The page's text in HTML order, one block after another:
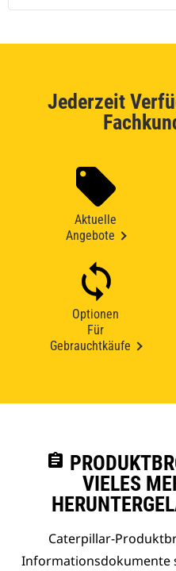
Jederzeit
Aktuelle
Angebote
Optionen
Für
Gebrauchtkäufe
assignment
VIELES
Caterpillar-
Informationsdokumente